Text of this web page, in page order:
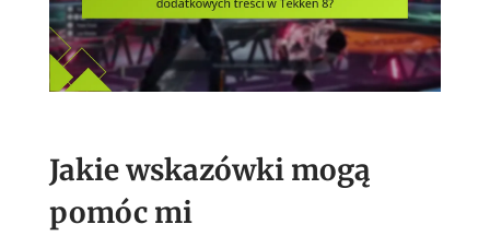
Jakie wskazówki mogą
pomóc mi